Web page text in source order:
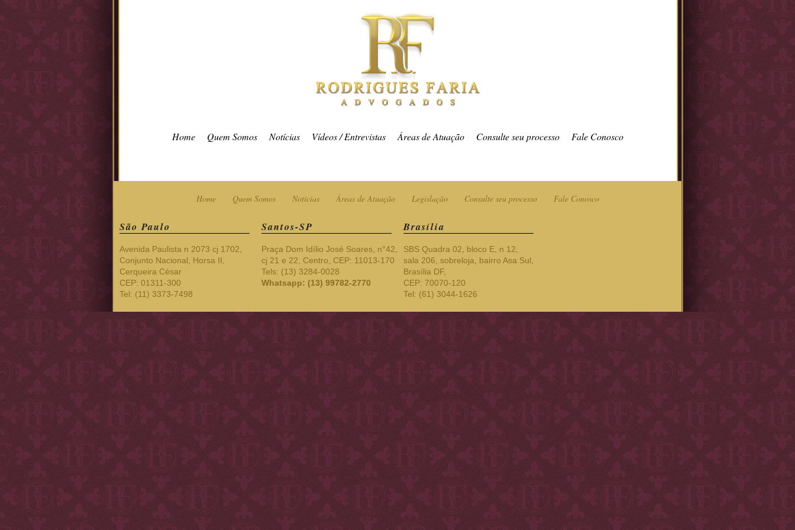
Home Quem Somos Notícias Vídeos / Entrevistas Áreas de Atuação Consulte seu processo Fale Conosco
Home Quem Somos Notícias Áreas de Atuação Legislação Consulte seu processo Fale Conosco
São Paulo
Avenida Paulista n 2073 cj 1702,
Conjunto Nacional, Horsa II,
Cerqueira César
CEP: 01311-300
Tel: (11) 3373-7498
Santos-SP
Praça Dom Idílio José Soares, n°42,
cj 21 e 22, Centro, CEP: 11013-170
Tels: (13) 3284-0028
Whatsapp: (13) 99782-2770
Brasília
SBS Quadra 02, bloco E, n 12,
sala 206, sobreloja, bairro Asa Sul,
Brasília DF,
CEP: 70070-120
Tel: (61) 3044-1626